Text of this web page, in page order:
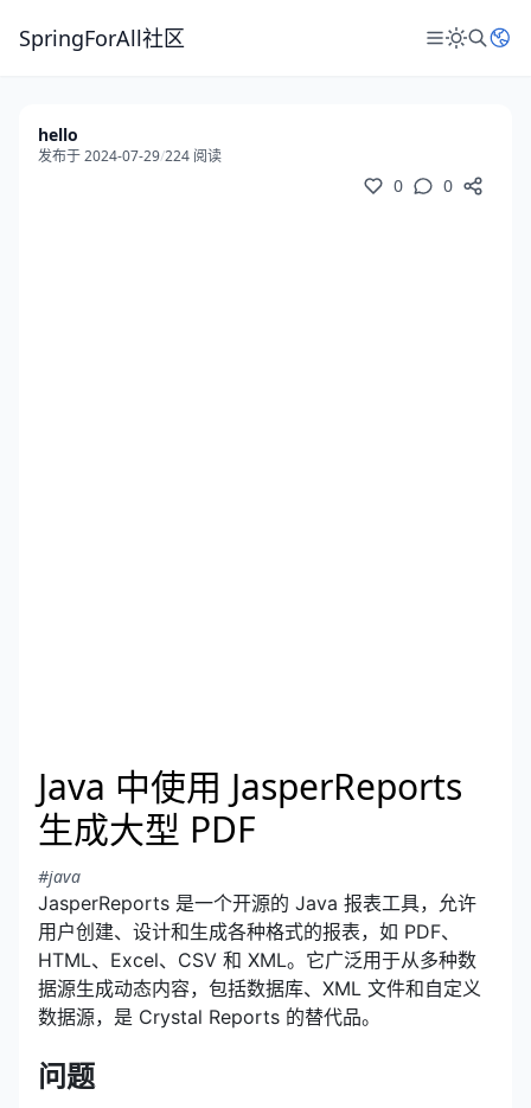
SpringForAll社区
hello
发布于 2024-07-29/224 阅读
0 0
Java 中使用 JasperReports
生成大型 PDF
#java
JasperReports 是一个开源的 Java 报表工具，允许
用户创建、设计和生成各种格式的报表，如 PDF、
HTML、Excel、CSV 和 XML。它广泛用于从多种数
据源生成动态内容，包括数据库、XML 文件和自定义
数据源，是 Crystal Reports 的替代品。
问题